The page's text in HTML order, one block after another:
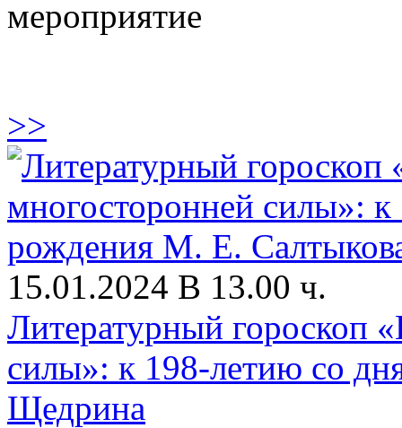
мероприятие
>>
15.01.2024 В 13.00 ч.
Литературный гороскоп
силы»: к 198-летию со
Щедрина